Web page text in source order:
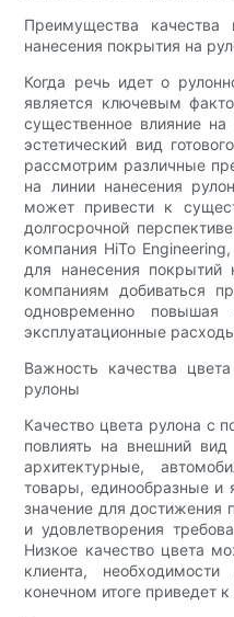
Преимущества
нанесения покрытия на
Когда речь идет о
является ключевым
существенное влияние
эстетический вид
рассмотрим различные
на линии нанесения
может привести к
долгосрочной
компания HiTo
для нанесения покрытий
компаниям добиваться
одновременно повышая
эксплуатационные
Важность качества
рулоны
Качество цвета рулона с
повлиять на внешний
архитектурные,
товары, единообразные
значение для достижения
и удовлетворения
Низкое качество цвета
клиента,
конечном итоге приведет